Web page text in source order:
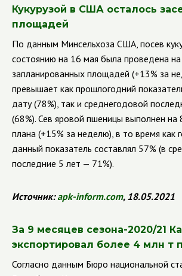
Кукурузой в США осталось
площадей
По данным Минсельхоза США, посев
состоянию на 16 мая была проведена
запланированных площадей (+13% за
превышает как прошлогодний
дату (78%), так и среднегодовой
(68%). Сев яровой пшеницы выполнен
плана (+15% за неделю), в то время как
данный показатель составлял 57% (в
последние 5 лет — 71%).
Источник:apk-inform.com, 18.05.2021
За 9 месяцев сезона-2020/21
экспортировал более 4 млн т
Согласно данным Бюро национальной